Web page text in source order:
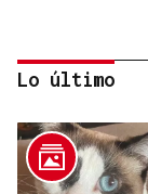
Lo último